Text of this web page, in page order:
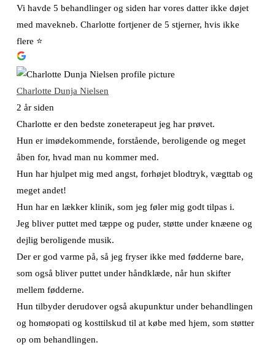
Vi havde 5 behandlinger og siden har vores datter ikke døjet
med mavekneb. Charlotte fortjener de 5 stjerner, hvis ikke
flere ⭐️
Charlotte Dunja Nielsen
2 år siden
Charlotte er den bedste zoneterapeut jeg har prøvet.
Hun er imødekommende, forstående, beroligende og meget
åben for, hvad man nu kommer med.
Hun har hjulpet mig med angst, forhøjet blodtryk, vægttab og
meget andet!
Hun har en lækker klinik, som jeg føler mig godt tilpas i.
Jeg bliver puttet med tæppe og puder, støtte under knæene og
dejlig beroligende musik.
Der er god varme på, så jeg fryser ikke med fødderne bare,
som også bliver puttet under håndklæde, når hun skifter
mellem fødderne.
Hun tilbyder derudover også akupunktur under behandlingen
og homøopati og kosttilskud til at købe med hjem, som støtter
op om behandlingen.